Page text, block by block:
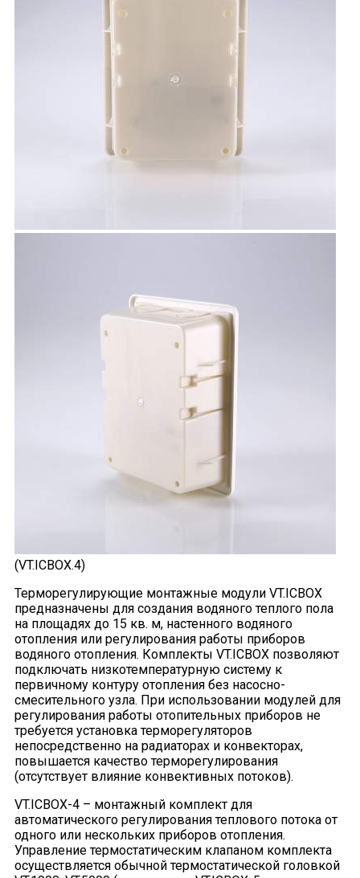
(VT.ICBOX.4)
Терморегулирующие монтажные модули VT.ICBOX
предназначены для создания водяного теплого пола
на площадях до 15 кв. м, настенного водяного
отопления или регулирования работы приборов
водяного отопления. Комплекты VT.ICBOX позволяют
подключать низкотемпературную систему к
первичному контуру отопления без насосно-
смесительного узла. При использовании модулей для
регулирования работы отопительных приборов не
требуется установка терморегуляторов
непосредственно на радиаторах и конвекторах,
повышается качество терморегулирования
(отсутствует влияние конвективных потоков).
VT.ICBOX-4 – монтажный комплект для
автоматического регулирования теплового потока от
одного или нескольких приборов отопления.
Управление термостатическим клапаном комплекта
осуществляется обычной термостатической головкой